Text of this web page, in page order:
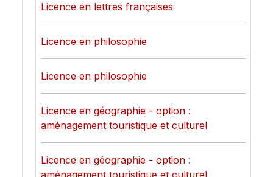
Licence en lettres françaises
Licence en philosophie
Licence en philosophie
Licence en géographie - option :
aménagement touristique et culturel
Licence en géographie - option :
aménagement touristique et culturel